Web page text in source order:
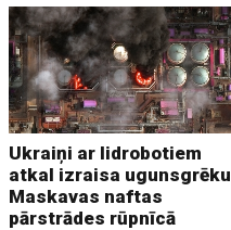
Ukraiņi ar lidrobotiem
atkal izraisa ugunsgrēku
Maskavas naftas
pārstrādes rūpnīcā